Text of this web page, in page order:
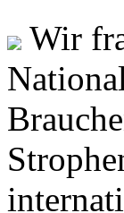
Wir